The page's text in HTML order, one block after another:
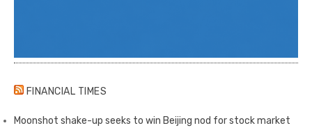
FINANCIAL TIMES
Moonshot shake-up seeks to win Beijing nod for stock market